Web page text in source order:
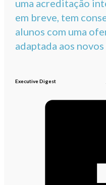
uma acreditação
em breve, tem
alunos com uma
adaptada aos
Executive Digest